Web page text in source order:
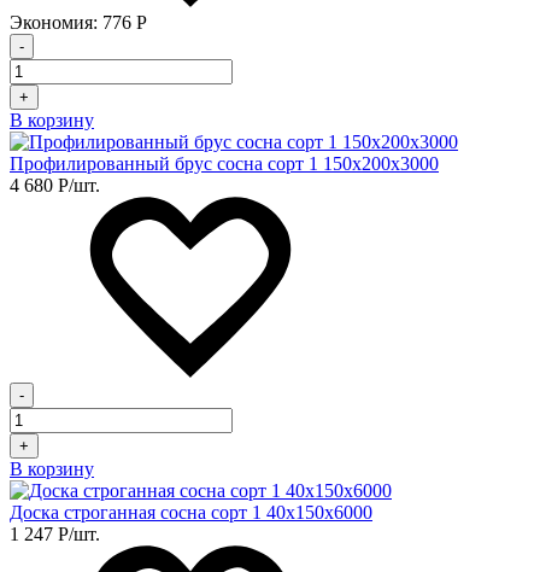
Экономия: 776 Р
-
+
В корзину
Профилированный брус сосна сорт 1 150х200х3000
4 680 Р/шт.
-
+
В корзину
Доска строганная сосна сорт 1 40х150х6000
1 247 Р/шт.